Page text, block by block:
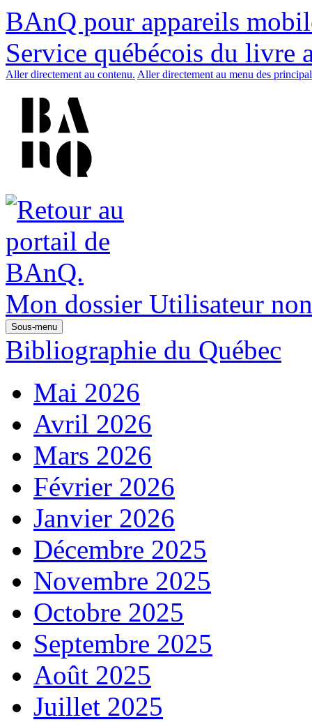
BAnQ pour appareils
Service québécois du livre
Aller directement au contenu. Aller directement au menu des
Mon dossier Utilisateur
Sous-menu
Bibliographie du Québec
Mai 2026
Avril 2026
Mars 2026
Février 2026
Janvier 2026
Décembre 2025
Novembre 2025
Octobre 2025
Septembre 2025
Août 2025
Juillet 2025